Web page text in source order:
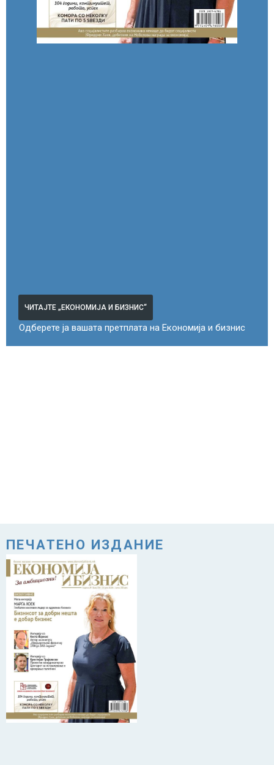
ЧИТАЈТЕ „ЕКОНОМИЈА И БИЗНИС“
Одберете ја вашата претплата на Економија и бизнис
ПЕЧАТЕНО ИЗДАНИЕ